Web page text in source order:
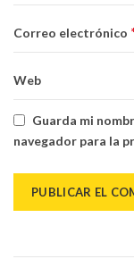
Correo electrónico
Web
Guarda mi
navegador para la